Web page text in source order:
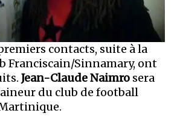
contacts, suite à la
Franciscain/Sinnamary, ont
Jean-Claude Naimro sera
du club de football